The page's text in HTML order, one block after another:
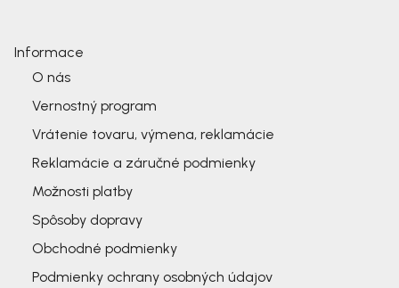
Informace
O nás
Vernostný program
Vrátenie tovaru, výmena, reklamácie
Reklamácie a záručné podmienky
Možnosti platby
Spôsoby dopravy
Obchodné podmienky
Podmienky ochrany osobných údajov